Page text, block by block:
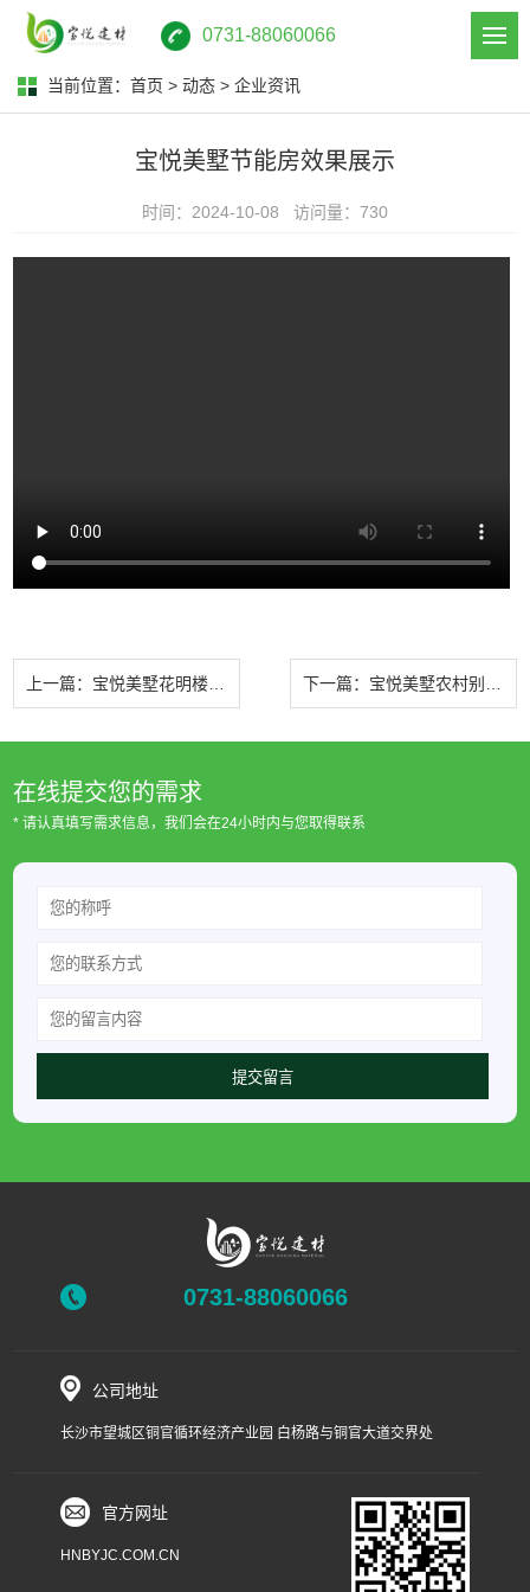
0731-88060066
当前位置： 首页 > 动态 > 企业资讯
宝悦美墅节能房效果展示
时间：2024-10-08 访问量：730
上一篇： 宝悦美墅花明楼谭府开工大吉 下一篇： 宝悦美墅农村别墅设计
在线提交您的需求
* 请认真填写需求信息，我们会在24小时内与您取得联系
0731-88060066
公司地址
长沙市望城区铜官循环经济产业园 白杨路与铜官大道交界处
官方网址
HNBYJC.COM.CN